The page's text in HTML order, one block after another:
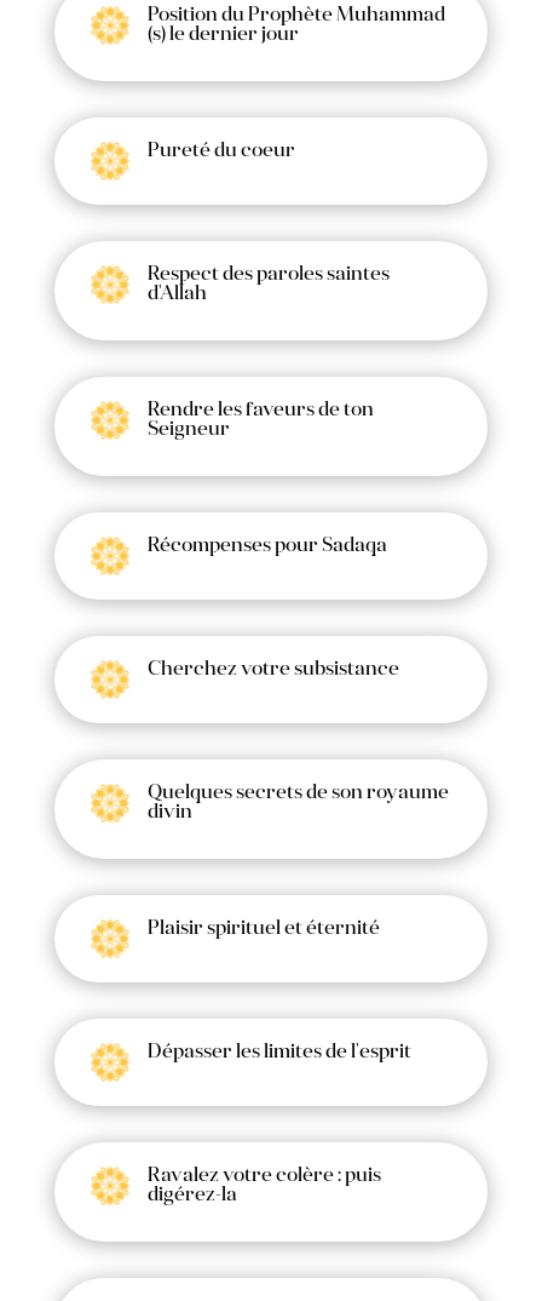
Position du Prophète Muhammad
(s) le dernier jour
Pureté du coeur
Respect des paroles saintes
d'Allah
Rendre les faveurs de ton
Seigneur
Récompenses pour Sadaqa
Cherchez votre subsistance
Quelques secrets de son royaume
divin
Plaisir spirituel et éternité
Dépasser les limites de l'esprit
Ravalez votre colère : puis
digérez-la